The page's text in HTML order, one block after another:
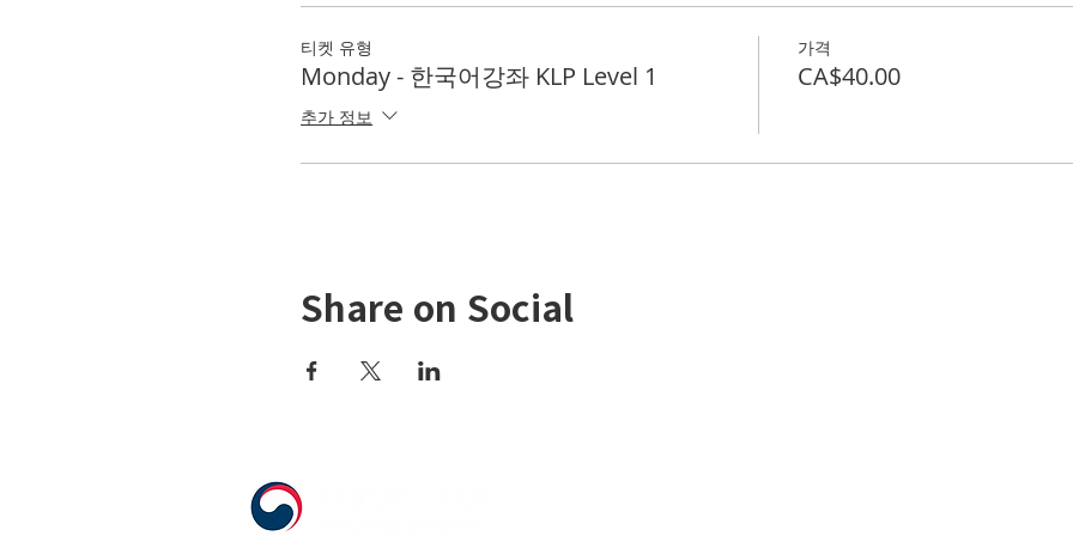
티켓 유형
Monday - 한국어강좌 KLP Level 1
추가 정보
가격
CA$40.00
Share on Social